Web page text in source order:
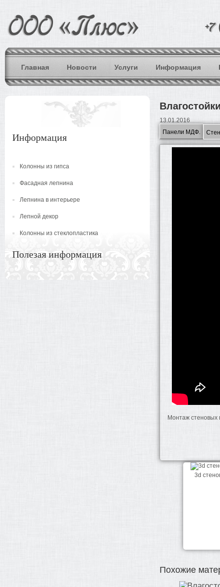
Главная Новости Услуги Информация
Информация
Колонны из гипса
Фасадная лепнина
Лепнина в интерьере
Лепной декор
Колонны из стеклопластика
Полезая информация
13.01.2016
Панели МДФ.
Монтаж
3d
Похожие